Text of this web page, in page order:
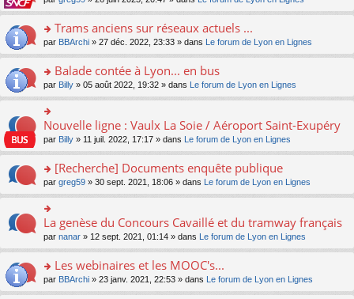
e
nt
le
pl
u
s
e
nt
o
lu
le
pl
u
s
c
nt
a
g
e
n
lu
le
pl
u
s
c
e
nt
er
le
m
e
a
g
e
n
o
lu
pl
u
s
ré
c
e
nt
n
ult
er
le
m
e
s
g
e
n
o
lu
pl
u
s
ré
e
nt
o
n
ult
er
le
m
e
s
g
e
n
o
n
le
u
s
ré
Trams anciens sur réseaux actuels ...
par BBArchi » 27 déc. 2022, 23:33 » dans Le forum de Lyon en Lignes
o
n
s
ult
er
le
m
e
s
a
e
n
o
n
le
Balade contée à Lyon... en bus
par Billy » 05 août 2022, 19:32 » dans Le forum de Lyon en Lignes
o
n
er
le
m
e
s
a
g
e
n
o
Nouvelle ligne : Vaulx La Soie / Aéroport Saint-Exupéry
par Billy » 11 juil. 2022, 17:17 » dans Le forum de Lyon en Lignes
o
n
s
ult
er
le
m
e
s
[Recherche] Documents enquête publique
par greg59 » 30 sept. 2021, 18:06 » dans Le forum de Lyon en Lignes
n
er
le
m
La genèse du Concours Cavaillé et du tramway français
par nanar » 12 sept. 2021, 01:14 » dans Le forum de Lyon en Lignes
o
n
Les webinaires et les MOOC's...
par BBArchi » 23 janv. 2021, 22:53 » dans Le forum de Lyon en Lignes